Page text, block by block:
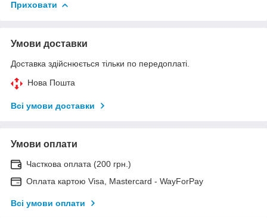
Приховати
Умови доставки
Доставка здійснюється тільки по передоплаті.
Нова Пошта
Всі умови доставки
Умови оплати
Часткова оплата (200 грн.)
Оплата картою Visa, Mastercard - WayForPay
Всі умови оплати